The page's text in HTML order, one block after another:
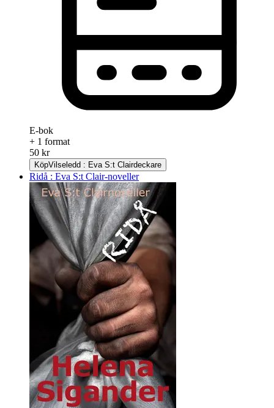
E-bok
+ 1 format
50 kr
KöpVilseledd : Eva S:t Clairdeckare
Ridå : Eva S:t Clair-noveller